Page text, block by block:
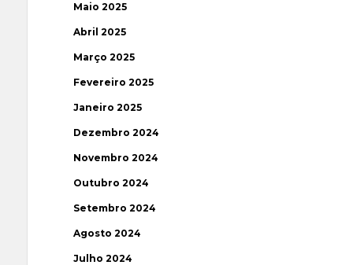
Maio 2025
Abril 2025
Março 2025
Fevereiro 2025
Janeiro 2025
Dezembro 2024
Novembro 2024
Outubro 2024
Setembro 2024
Agosto 2024
Julho 2024